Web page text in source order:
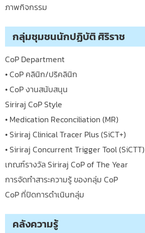
ภาพกิจกรรม
กลุ่มชุมชนนักปฏิบัติ ศิริราช
CoP Department
• CoP คลินิก/ปริคลินิก
• CoP งานสนับสนุน
Siriraj CoP Style
• Medication Reconciliation (MR)
• Siriraj Clinical Tracer Plus (SiCT+)
• Siriraj Concurrent Trigger Tool (SiCTT)
เกณฑ์รางวัล Siriraj CoP of The Year
การจัดทำสาระความรู้ ของกลุ่ม CoP
CoP ที่ปิดการดำเนินกลุ่ม
คลังความรู้